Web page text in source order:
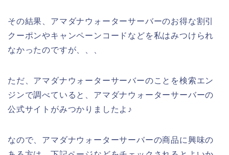
その結果、アマダナウォーターサーバーのお得な割引
クーポンやキャンペーンコードなどを私はみつけられ
なかったのですが、、、
ただ、アマダナウォーターサーバーのことを検索エン
ジンで調べていると、アマダナウォーターサーバーの
公式サイトがみつかりましたよ♪
なので、アマダナウォーターサーバーの商品に興味の